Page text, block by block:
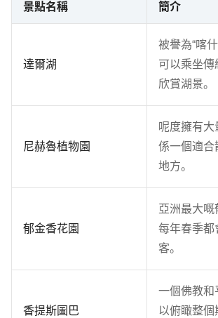
景點名稱 簡介
達爾湖
被譽為“喀
可以乘坐
欣賞湖景。
尼赫魯植物園
呢度擁有大
係一個適合
地方。
郁金香花園
亞洲最大嘅
每年春季都
客。
香提斯圖巴
一個佛教和
以俯瞰整個